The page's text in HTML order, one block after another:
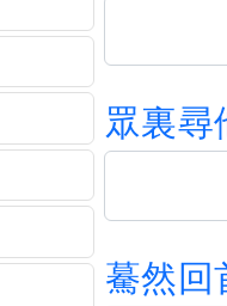
眾裏尋
驀然回